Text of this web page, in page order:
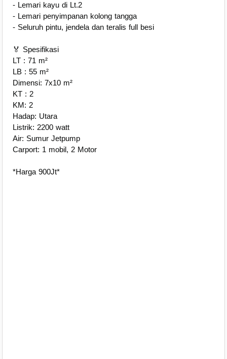
- ⁠Lemari kayu di Lt.2
- ⁠Lemari penyimpanan kolong tangga
- ⁠Seluruh pintu, jendela dan teralis full besi
🏅 Spesifikasi
LT : 71 m²
LB : 55 m²
Dimensi: 7x10 m²
KT : 2
KM: 2
Hadap: Utara
Listrik: 2200 watt
Air: Sumur Jetpump
Carport: 1 mobil, 2 Motor
*Harga 900Jt*